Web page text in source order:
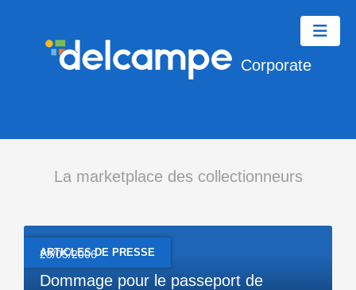
Corporate
La marketplace des collectionneurs
ARTICLES DE PRESSE
23/05/2006
Dommage pour le passeport de